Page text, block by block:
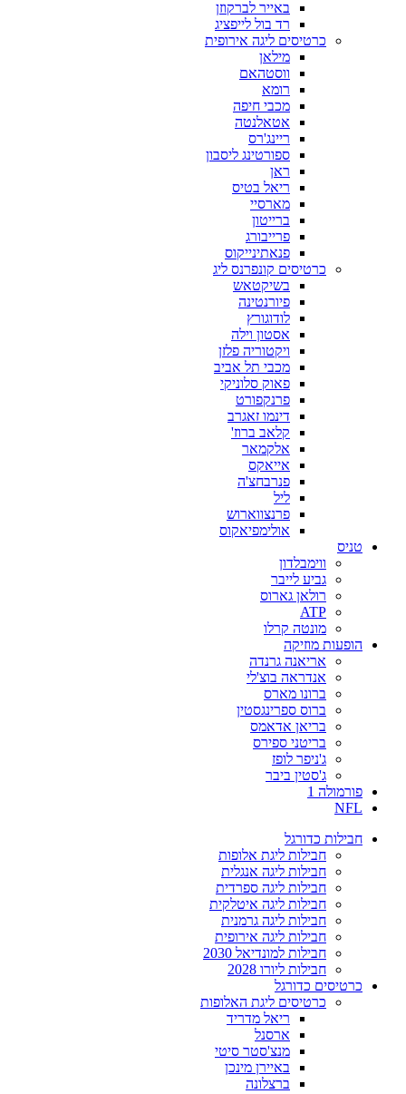
באייר לברקוזן
רד בול לייפציג
כרטיסים ליגה אירופית
מילאן
ווסטהאם
רומא
מכבי חיפה
אטאלנטה
ריינג'רס
ספורטינג ליסבון
ראן
ריאל בטיס
מארסיי
ברייטון
פרייבורג
פנאתינייקוס
כרטיסים קונפרנס ליג
בשיקטאש
פיורנטינה
לודוגורץ
אסטון וילה
ויקטוריה פלזן
מכבי תל אביב
פאוק סלוניקי
פרנקפורט
דינמו זאגרב
קלאב ברוז'
אלקמאר
אייאקס
פנרבחצ'ה
ליל
פרנצווארוש
אולימפיאקוס
טניס
ווימבלדון
גביע לייבר
רולאן גארוס
ATP
מונטה קרלו
הופעות מוזיקה
אריאנה גרנדה
אנדראה בוצ'לי
ברונו מארס
ברוס ספרינגסטין
בריאן אדאמס
בריטני ספירס
ג'ניפר לופז
ג'סטין ביבר
פורמולה 1
NFL
חבילות כדורגל
חבילות ליגת אלופות
חבילות ליגה אנגלית
חבילות ליגה ספרדית
חבילות ליגה איטלקית
חבילות ליגה גרמנית
חבילות ליגה אירופית
חבילות למונדיאל 2030
חבילות ליורו 2028
כרטיסים כדורגל
כרטיסים ליגת האלופות
ריאל מדריד
ארסנל
מנצ'סטר סיטי
באיירן מינכן
ברצלונה